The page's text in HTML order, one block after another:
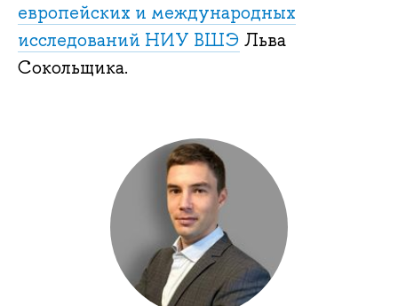
европейских и международных
исследований НИУ ВШЭ Льва
Сокольщика.